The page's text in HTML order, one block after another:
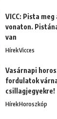
VICC: Pista
vonaton.
van
HírekVicces
Vasárnapi
fordulatok
csillagjegyekre!
HírekHoroszkóp